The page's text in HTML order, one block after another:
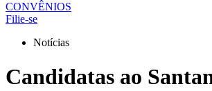
CONVÊNIOS
Filie-se
Notícias
Candidatas ao